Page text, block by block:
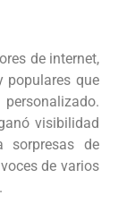
de internet,
populares que
visibilidad
sorpresas de
de varios